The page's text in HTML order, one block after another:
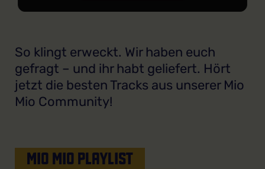
So klingt erweckt. Wir haben euch
gefragt – und ihr habt geliefert. Hört
jetzt die besten Tracks aus unserer Mio
Mio Community!
MIO MIO PLAYLIST